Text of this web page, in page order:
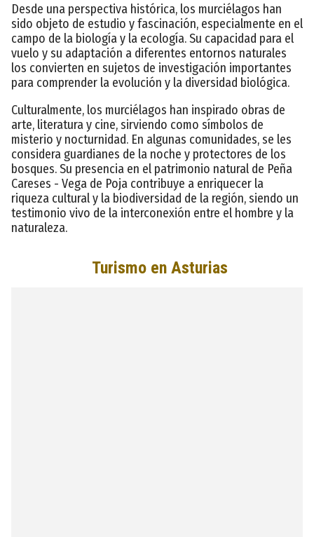
Desde una perspectiva histórica, los murciélagos han
sido objeto de estudio y fascinación, especialmente en el
campo de la biología y la ecología. Su capacidad para el
vuelo y su adaptación a diferentes entornos naturales
los convierten en sujetos de investigación importantes
para comprender la evolución y la diversidad biológica.
Culturalmente, los murciélagos han inspirado obras de
arte, literatura y cine, sirviendo como símbolos de
misterio y nocturnidad. En algunas comunidades, se les
considera guardianes de la noche y protectores de los
bosques. Su presencia en el patrimonio natural de Peña
Careses - Vega de Poja contribuye a enriquecer la
riqueza cultural y la biodiversidad de la región, siendo un
testimonio vivo de la interconexión entre el hombre y la
naturaleza.